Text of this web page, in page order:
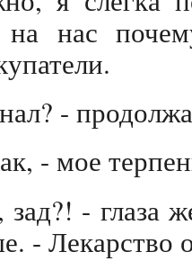
на нас
-
- мое
зад?! - глаза
- Лекарство